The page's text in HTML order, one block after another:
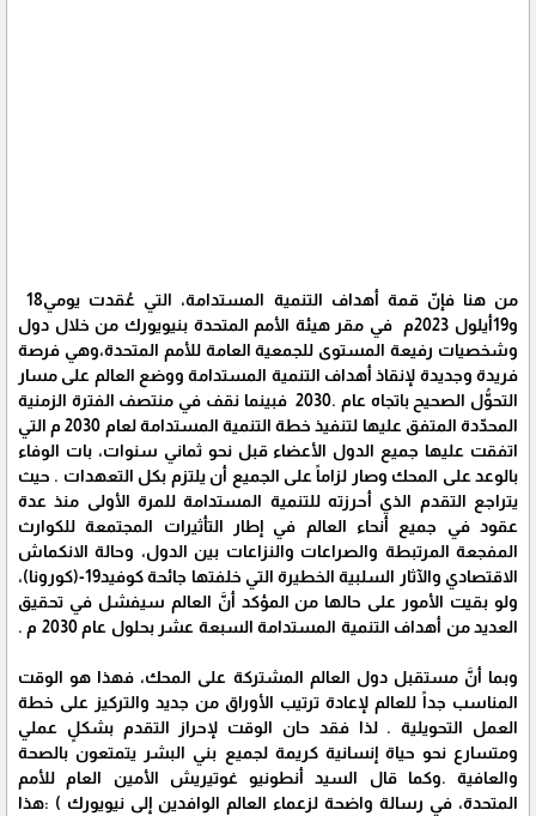
من هنا فإنّ ‬قمة‭ ‬أهداف‭ ‬التنمية‭ ‬المستدامة،‭ ‬التي‭ ‬عُقدت‭ ‬يومي‭ ‬18‭
‬و19أيلول 2023م ‭ ‬في‭ ‬مقر هيئة ‬الأمم‭ ‬المتحدة‭ ‬بنيويورك‭ ‬‬من خلال دول
‬يتراجع‭ ‬التقدم‭ ‬الذي أحرزته ‬للتنمية‭ ‬المستدامة‭ ‬للمرة‭ ‬الأولى‭ ‬منذ‭ ‬عدة
عقود‭ ‬في‭ ‬جميع‭ ‬أنحاء‭ ‬العالم‭ ‬في إطار‭ ‬التأثيرات‭ ‬المجتمعة‭ ‬للكوارث
‬الاقتصادي‭ ‬والآثار‭ ‬السلبية الخطيرة التي خلفتها جائحة‭ ‬كوفيد‭-‬19‭‬(كورونا)،
‬العمل‭ ‬التحويلية‭ . ‬لذا فقد‭ ‬حان‭ ‬الوقت‭ ‬لإحراز‭ ‬التقدم بشكلٍ عملي
ومتسارع‭ ‬نحو‭ ‬حياة إنسانية‭ ‬كريمة‭ ‬لجميع‭ ‬بني البشر‭ ‬يتمتعون‭ ‬بالصحة